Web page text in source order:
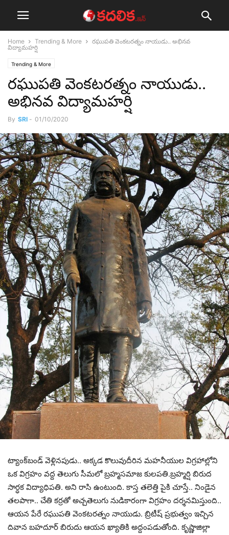
Home Trending & More
ర‌ఘుప‌తి వెంక‌ట‌ర‌త్నం నాయుడు.. అభినవ
విద్యామ‌హ‌ర్షి
Trending & More
ర‌ఘుప‌తి వెంక‌ట‌ర‌త్నం నాయుడు..
అభినవ విద్యామ‌హ‌ర్షి
By SRI - 01/10/2020
ట్యాంక్‌బండ్ వెళ్లిన‌పుడు.. అక్క‌డ కొలువుదీరిన మ‌హ‌నీయుల విగ్ర‌హాల్లోని
ఒక విగ్ర‌హం వ‌ద్ద తెలుగు సీమ‌లో బ్ర‌హ్మ‌స‌మాజ కుల‌ప‌తి.బ్ర‌హ్మ‌ర్షి బిరుద
సార్ధ‌క విద్యాధిప‌తి. అని రాసి ఉంటుంది. కాస్త త‌లెత్తి పైకి చూస్తే.. నిండైన
త‌ల‌పాగా.. చేతి క‌ర్ర‌తో అచ్చతెలుగు నుడికారంగా విగ్ర‌హం ద‌ర్శ‌న‌మిస్తుంది..
ఆయ‌న పేరే ర‌ఘుప‌తి వెంక‌ట‌ర‌త్నం నాయుడు. బ్రిటీష్ ప్ర‌భుత్వం ఇచ్చిన
దివాన‌ బ‌హదూర్ బిరుదు ఆయ‌న ఖ్యాతికి అద్దంప‌డుతోంది. కృష్ణాజిల్లా